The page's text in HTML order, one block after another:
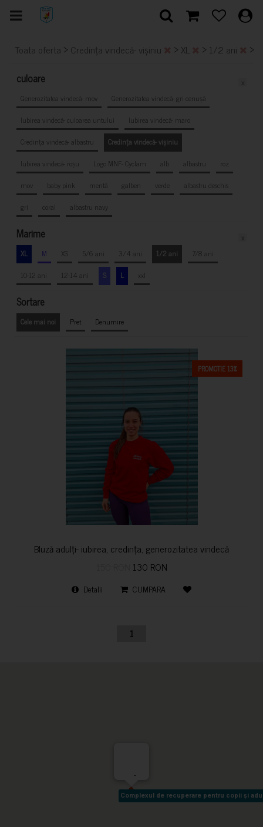
Toata oferta > Credința vindecă- vișiniu > XL > 1/2 ani >
culoare
Generozitatea vindecă- mov
Generozitatea vindecă- gri cenușă
Iubirea vindecă- culoarea untului
Iubirea vindecă- maro
Credința vindecă- albastru
Credința vindecă- vișiniu
Iubirea vindecă- roșu
Logo MNF- Cyclam alb albastru
roz
mov
baby pink mentă galben verde
albastru deschis
gri
coral albastru navy
Marime
XL M XS 5/6 ani 3/4 ani 1/2 ani
7/8 ani
10-12 ani
12-14 ani S L xxl
Sortare
Cele mai noi Pret Denumire
PROMOTIE 13%
Bluză adulți- iubirea, credința, generozitatea vindecă
130 RON
Detalii CUMPARA
1
Complexul de recuperare pentru copii și
Complexul de recuperare pentru copii și
-